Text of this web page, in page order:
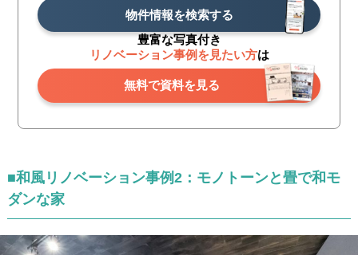
物件情報を検索する
豊富な写真付き
リノベーション事例を見たい方は
無料で資料を見る
■和風リノベーション事例2：モノトーンと畳で和モ
ダンな家